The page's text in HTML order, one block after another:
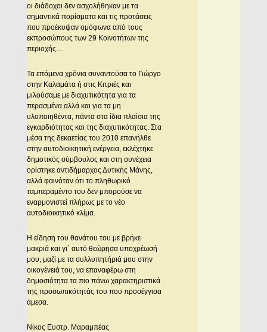
οι διάδοχοι δεν ασχολήθηκαν με τα
σημαντικά πορίσματα και τις προτάσεις
που προέκυψαν ομόφωνα από τους
εκπροσώπους των 29 Κοινοτήτων της
περιοχής…
Τα επόμενα χρόνια συναντούσα το Γιώργο
στην Καλαμάτα ή στις Κιτριές και
μιλούσαμε με διαχυτικότητα για τα
περασμένα αλλά και για τα μη
υλοποιηθέντα, πάντα στα ίδια πλαίσια της
εγκαρδιότητας και της διαχυτικότητας. Στα
μέσα της δεκαετίας του 2010 επανήλθε
στην αυτοδιοικητική ενέργεια, εκλέχτηκε
δημοτικός σύμβουλος και στη συνέχεια
ορίστηκε αντιδήμαρχος Δυτικής Μάνης,
αλλά φαινόταν ότι το πληθωρικό
ταμπεραμέντο του δεν μπορούσε να
εναρμονιστεί πλήρως με το νέο
αυτοδιοικητικό κλίμα.
Η είδηση του θανάτου του με βρήκε
μακριά και γι` αυτό θεώρησα υποχρέωσή
μου, μαζί με τα συλλυπητήριά μου στην
οικογένειά του, να επαναφέρω στη
δημοσιότητα τα πιο πάνω χαρακτηριστικά
της προσωπικότητάς του που προσέγγισα
άμεσα.
Νίκος Ευστρ. Μαραμπέας